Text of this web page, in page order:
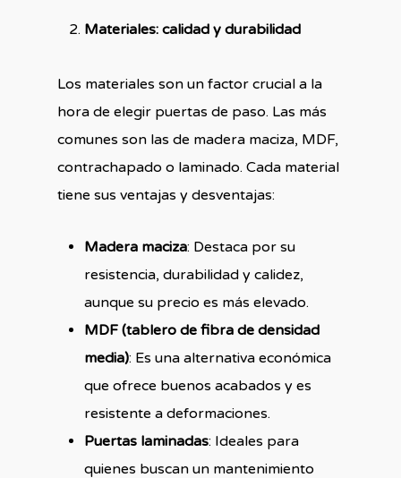
Materiales: calidad y durabilidad
Los materiales son un factor crucial a la
hora de elegir puertas de paso. Las más
comunes son las de madera maciza, MDF,
contrachapado o laminado. Cada material
tiene sus ventajas y desventajas:
Madera maciza: Destaca por su
resistencia, durabilidad y calidez,
aunque su precio es más elevado.
MDF (tablero de fibra de densidad
media): Es una alternativa económica
que ofrece buenos acabados y es
resistente a deformaciones.
Puertas laminadas: Ideales para
quienes buscan un mantenimiento